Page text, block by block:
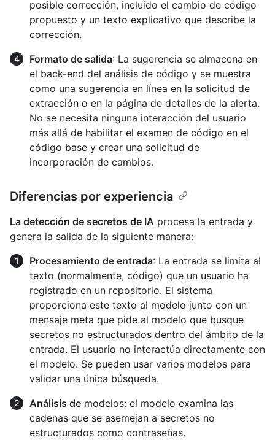
posible corrección, incluido el cambio de código
propuesto y un texto explicativo que describe la
corrección.
Formato de salida: La sugerencia se almacena en
el back-end del análisis de código y se muestra
como una sugerencia en línea en la solicitud de
extracción o en la página de detalles de la alerta.
No se necesita ninguna interacción del usuario
más allá de habilitar el examen de código en el
código base y crear una solicitud de
incorporación de cambios.
Diferencias por experiencia
La detección de secretos de IA procesa la entrada y
genera la salida de la siguiente manera:
Procesamiento de entrada: La entrada se limita al
texto (normalmente, código) que un usuario ha
registrado en un repositorio. El sistema
proporciona este texto al modelo junto con un
mensaje meta que pide al modelo que busque
secretos no estructurados dentro del ámbito de la
entrada. El usuario no interactúa directamente con
el modelo. Se pueden usar varios modelos para
validar una única búsqueda.
Análisis de modelos: el modelo examina las
cadenas que se asemejan a secretos no
estructurados como contraseñas.